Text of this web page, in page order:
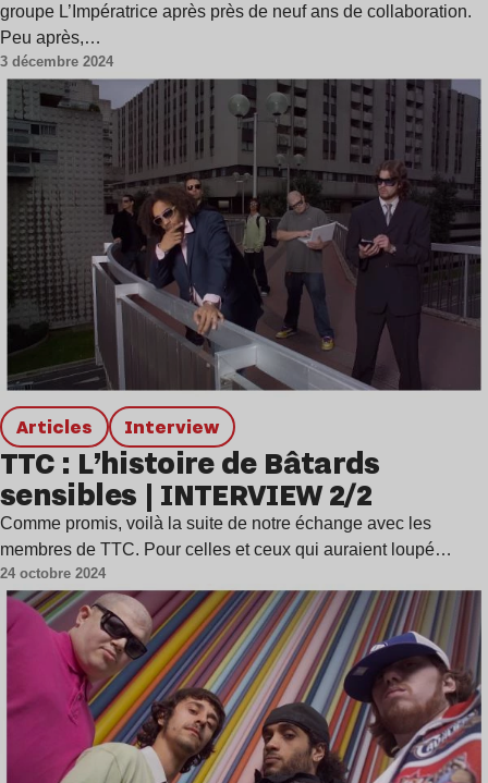
groupe L’Impératrice après près de neuf ans de collaboration.
Peu après,…
3 décembre 2024
Articles interview
TTC : L’histoire de Bâtards
sensibles | INTERVIEW 2/2
Comme promis, voilà la suite de notre échange avec les
membres de TTC. Pour celles et ceux qui auraient loupé…
24 octobre 2024